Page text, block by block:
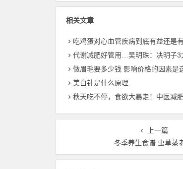
相关文章
吃鸡蛋对心血管疾病到底有益还是有
代谢减肥好管用…吴明珠：决明子3
做眉毛要多少钱 影响价格的因素是
美白针是什么原理
秋天吃不停，食欲大暴走！中医减肥小撇
上一篇
冬季养生食谱 虫草蒸